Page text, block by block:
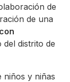
de
de una
distrito de
niños y niñas